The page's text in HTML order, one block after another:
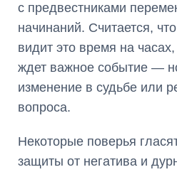
с предвестниками
начинаний. Считается,
видит это время на часах,
ждет важное событие —
изменение в судьбе или
вопроса.
Некоторые поверья
защиты от негатива и